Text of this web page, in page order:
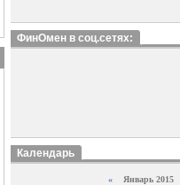
ФинОмен в соц.сетях:
Календарь
«Январь 2015